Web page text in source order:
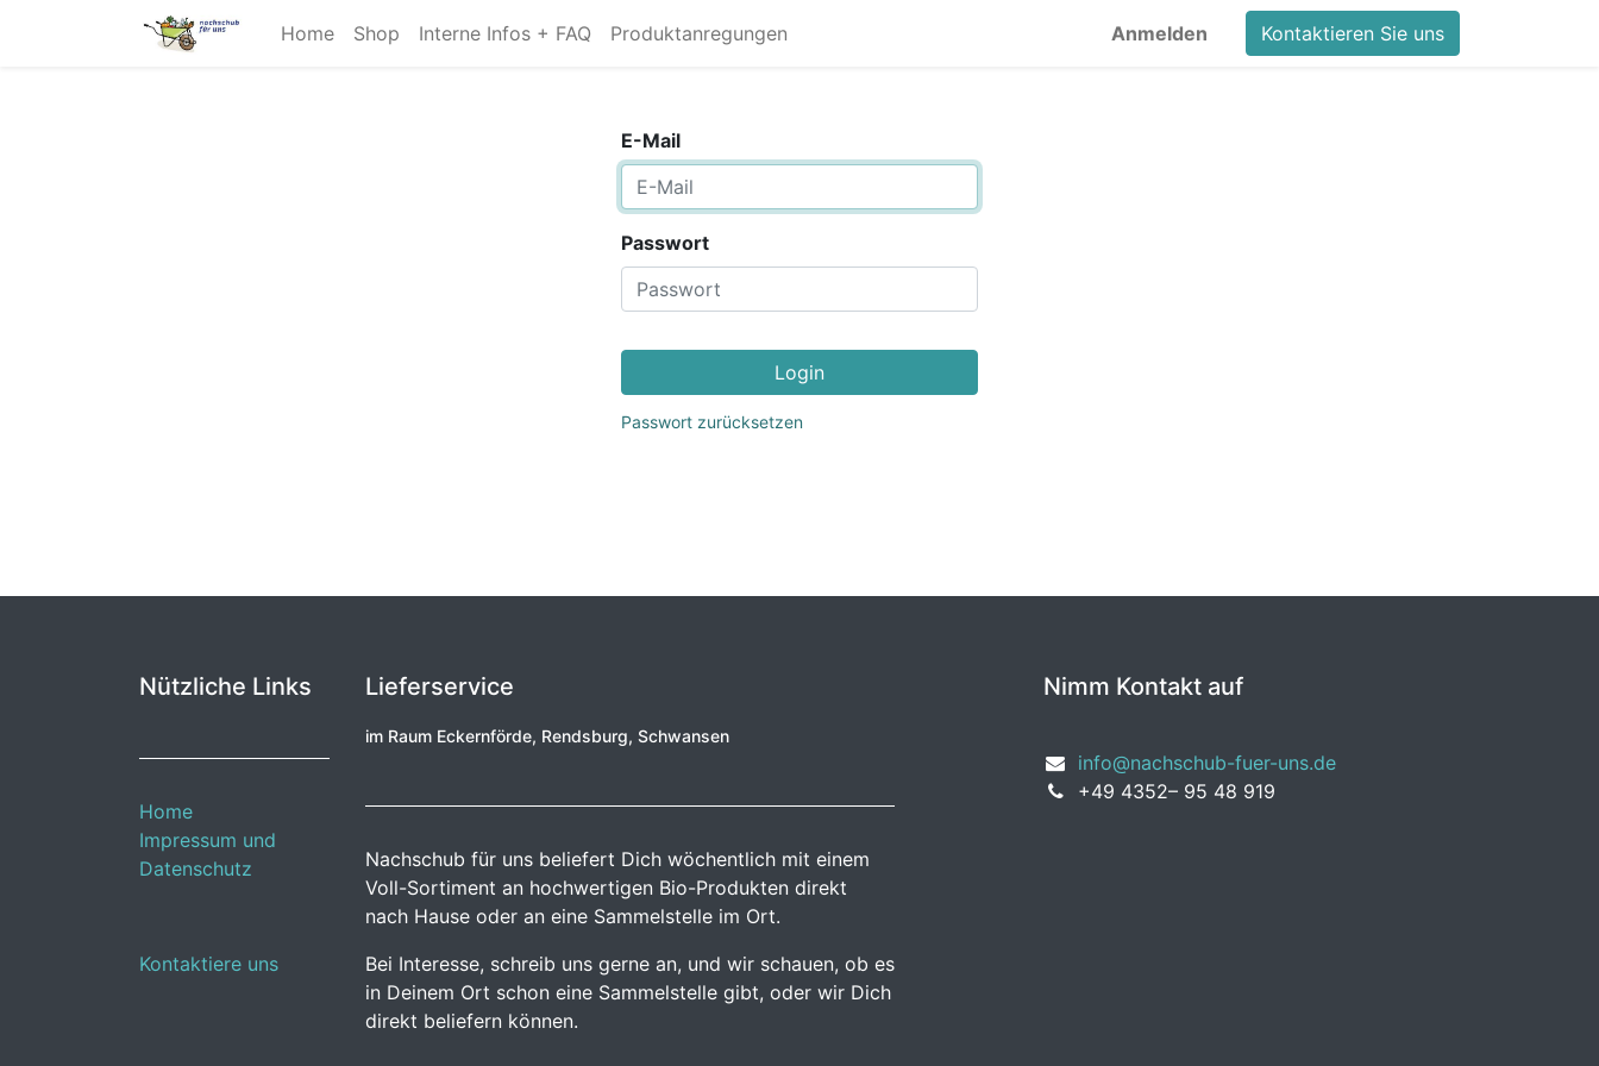
Home Shop Interne Infos + FAQ Produktanregungen Anmelden Kontaktieren Sie uns
E-Mail
Passwort
Login
Passwort zurücksetzen
Nützliche Links
Home
Impressum und
Datenschutz
Kontaktiere uns
Lieferservice
im Raum Eckernförde, Rendsburg, Schwansen
Nachschub für uns beliefert Dich wöchentlich mit einem
Voll-Sortiment an hochwertigen Bio-Produkten direkt
nach Hause oder an eine Sammelstelle im Ort.
Bei Interesse, schreib uns gerne an, und wir schauen, ob es
in Deinem Ort schon eine Sammelstelle gibt, oder wir Dich
direkt beliefern können.
Nimm Kontakt auf
info@nachschub-fuer-uns.de
+49 4352– 95 48 919